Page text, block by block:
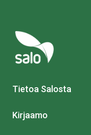
Tietoa Salosta
Kirjaamo